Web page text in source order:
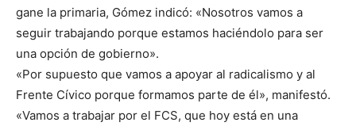
gane la primaria, Gómez indicó: «Nosotros vamos a
seguir trabajando porque estamos haciéndolo para ser
una opción de gobierno».
«Por supuesto que vamos a apoyar al radicalismo y al
Frente Cívico porque formamos parte de él», manifestó.
«Vamos a trabajar por el FCS, que hoy está en una